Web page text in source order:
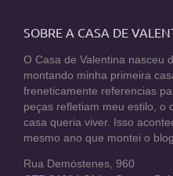
SOBRE A CASA DE
O Casa de Valentina nasceu
montando minha primeira
freneticamente referencias
peças refletiam meu estilo, o
casa queria viver. Isso
mesmo ano que montei o blog.
Rua Demóstenes, 960